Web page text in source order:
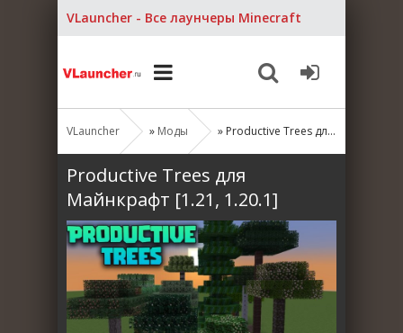
VLauncher - Все лаунчеры Minecraft
VLauncher » Моды » Productive Trees для Майнкрафт [1.21, 1.20.1]
Productive Trees для
Майнкрафт [1.21, 1.20.1]